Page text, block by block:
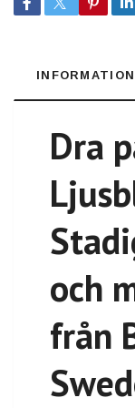
INFORMATION
Dra
och
från